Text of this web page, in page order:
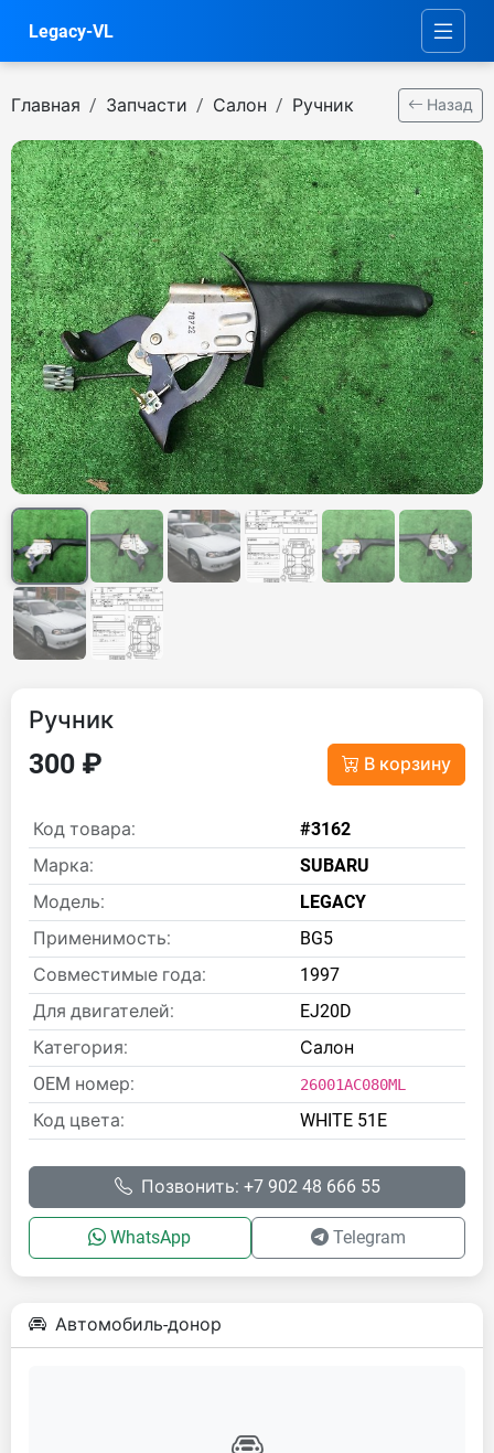
Legacy-VL
Главная Запчасти Салон Ручник Назад
Ручник
300 ₽ В корзину
Код товара:
#3162
Марка:
SUBARU
Модель:
LEGACY
Применимость:
BG5
Совместимые года:
1997
Для двигателей:
EJ20D
Категория:
Салон
OEM номер:
26001AC080ML
Код цвета: WHITE 51E
Позвонить: +7 902 48 666 55
WhatsApp Telegram
Автомобиль-донор